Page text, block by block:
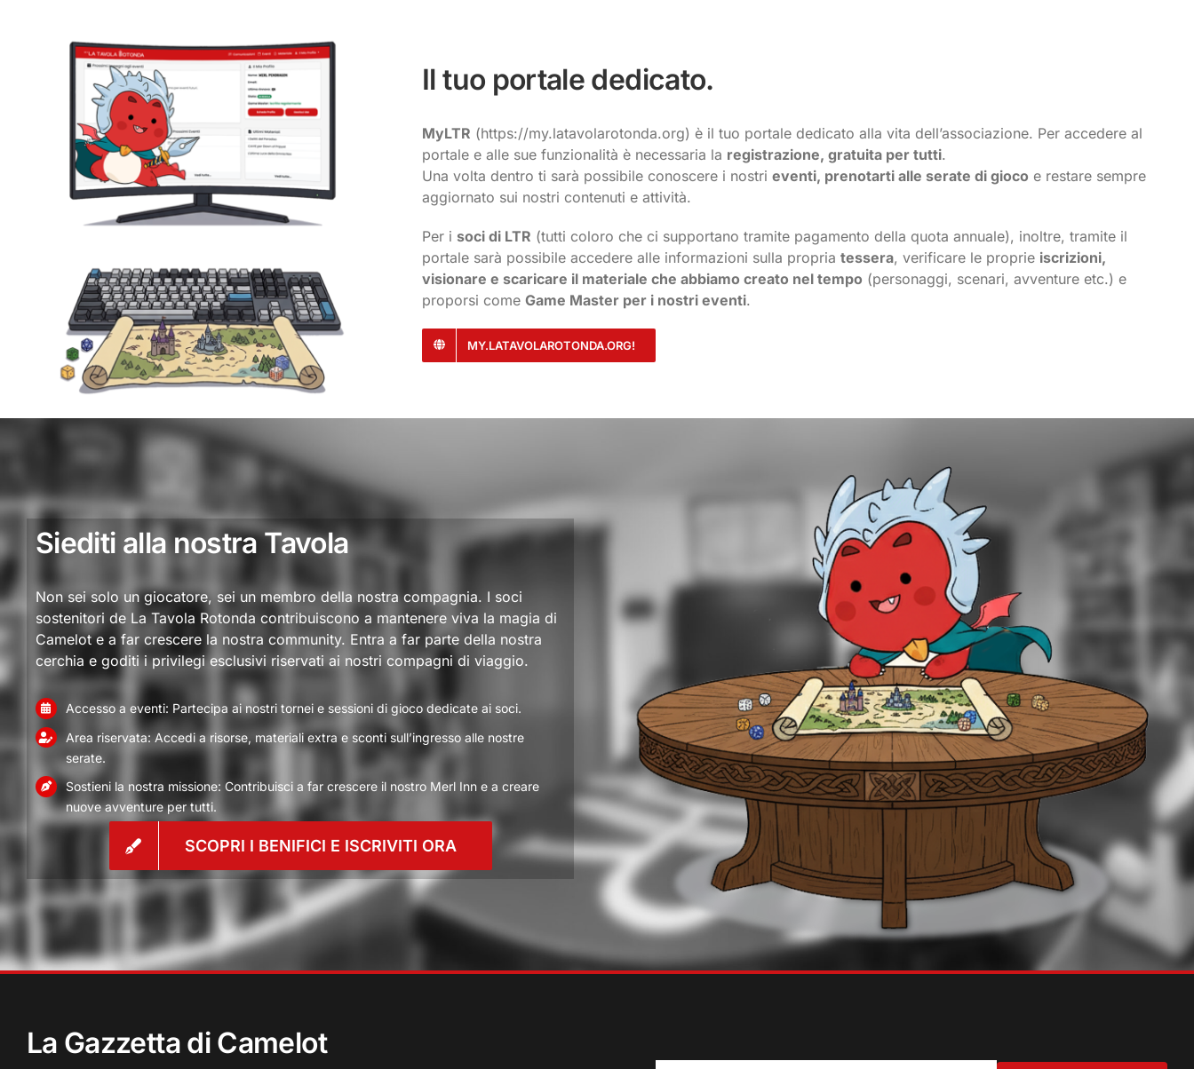
Il tuo portale dedicato.
MyLTR (https://my.latavolarotonda.org) è il tuo portale dedicato alla vita dell’associazione. Per accedere al
portale e alle sue funzionalità è necessaria la registrazione, gratuita per tutti.
Una volta dentro ti sarà possibile conoscere i nostrieventi, prenotarti alle serate di gioco e restare sempre
aggiornato sui nostri contenuti e attività.
Per i soci di LTR (tutti coloro che ci supportano tramite pagamento della quota annuale), inoltre, tramite il
portale sarà possibile accedere alle informazioni sulla propriatessera, verificare le proprie iscrizioni,
visionare e scaricare il materiale che abbiamo creato nel tempo (personaggi, scenari, avventure etc.) e
proporsi comeGame Master per i nostri eventi.
MY.LATAVOLAROTONDA.ORG!
Siediti alla nostra Tavola
Non sei solo un giocatore, sei un membro della nostra compagnia. I soci
sostenitori de La Tavola Rotonda contribuiscono a mantenere viva la magia di
Camelot e a far crescere la nostra community. Entra a far parte della nostra
cerchia e goditi i privilegi esclusivi riservati ai nostri compagni di viaggio.
Accesso a eventi: Partecipa ai nostri tornei e sessioni di gioco dedicate ai soci.
Area riservata: Accedi a risorse, materiali extra e sconti sull’ingresso alle nostre
serate.
Sostieni la nostra missione: Contribuisci a far crescere il nostro Merl Inn e a creare
nuove avventure per tutti.
SCOPRI I BENIFICI E ISCRIVITI ORA
La Gazzetta di Camelot